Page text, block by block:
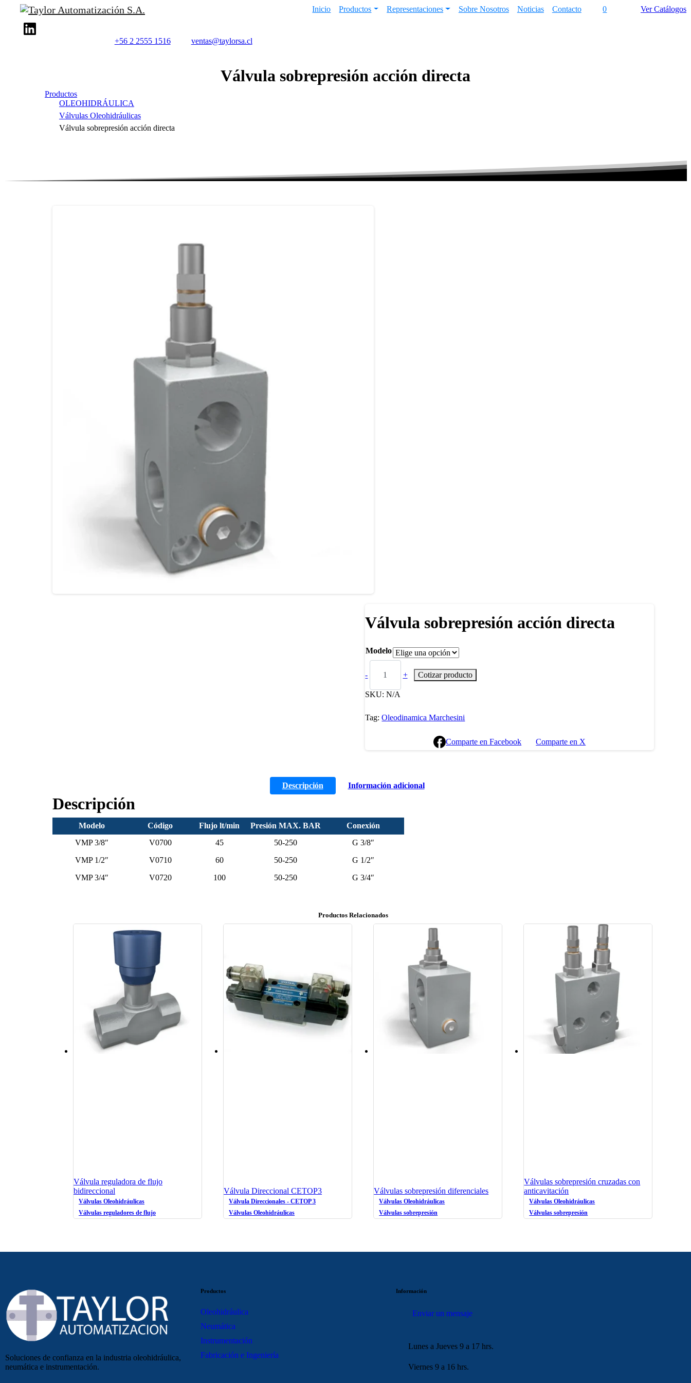
Inicio Productos Representaciones Sobre Nosotros Noticias Contacto 0 Ver Catálogos
+56 2 2555 1516 ventas@taylorsa.cl
Válvula sobrepresión acción directa
Productos
OLEOHIDRÁULICA
Válvulas Oleohidráulicas
Válvula sobrepresión acción directa
Válvula sobrepresión acción directa
Modelo
- + Cotizar producto
SKU: N/A
Tag: Oleodinamica Marchesini
Comparte en Facebook Comparte en X
Descripción Información adicional
Descripción
Modelo Código Flujo lt/min Presión MAX. BAR
Conexión
VMP 3/8″
V0700 45 50-250
G 3/8″
VMP 1/2″
V0710 60 50-250
G 1/2″
VMP 3/4″
V0720 100 50-250 G 3/4″
Productos Relacionados
Válvula reguladora de flujo
bidireccional
Válvulas Oleohidráulicas
Válvulas reguladores de flujo
Válvula Direccional CETOP3
Válvula Direccionales - CETOP 3
Válvulas Oleohidráulicas
Válvulas sobrepresión diferenciales
Válvulas Oleohidráulicas
Válvulas sobrepresión
Válvulas sobrepresión cruzadas con
anticavitación
Válvulas Oleohidráulicas
Válvulas sobrepresión
Soluciones de confianza en la industria oleohidráulica,
neumática e instrumentación.
Productos
Oleohidráulica
Neumática
Instrumentación
Fabricación e Ingeniería
Información
Enviar un mensaje
Lunes a Jueves 9 a 17 hrs.
Viernes 9 a 16 hrs.